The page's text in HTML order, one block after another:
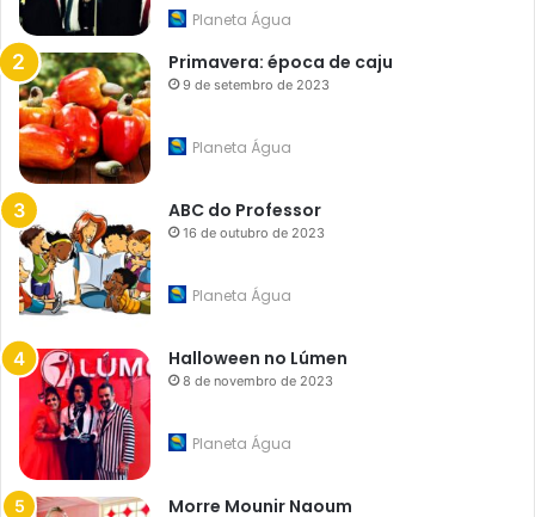
Planeta Água
Primavera: época de caju
9 de setembro de 2023
Planeta Água
ABC do Professor
16 de outubro de 2023
Planeta Água
Halloween no Lúmen
8 de novembro de 2023
Planeta Água
Morre Mounir Naoum